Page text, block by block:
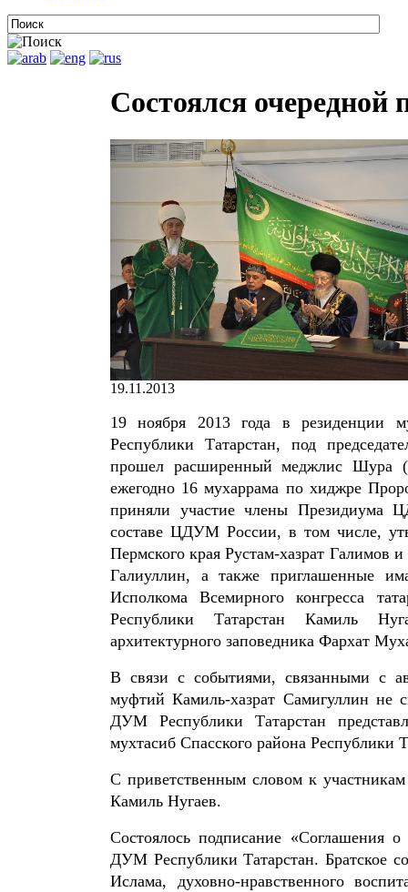
Состоялся
19.11.2013
19 ноября 2013 года в резиденции
Республики Татарстан, под
прошел расширенный меджлис Шура
ежегодно 16 мухаррама по хиджре
приняли участие члены Президиума
составе ЦДУМ России, в том числе,
Пермского края Рустам-хазрат Галимов
Галиуллин, а также приглашенные
Исполкома Всемирного конгресса
Республики Татарстан Камиль
архитектурного заповедника Фархат
В связи с событиями, связанными с
муфтий Камиль-хазрат Самигуллин не
ДУМ Республики Татарстан
мухтасиб Спасского района Республики
С приветственным словом к
Камиль Нугаев.
Состоялось подписание «Соглашения
ДУМ Республики Татарстан. Братское
Ислама, духовно-нравственного